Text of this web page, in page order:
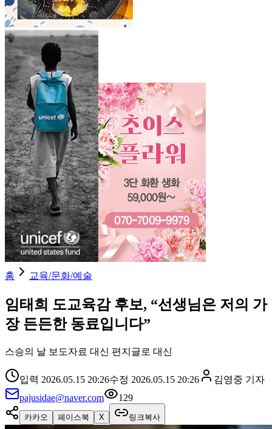
홈 교육/문화/예술
임태희 도교육감 후보, “선생님은 저의 가
장 든든한 동료입니다”
스승의 날 보도자료 대신 편지글로 대신
입력 2026.05.15 20:26수정 2026.05.15 20:26 김영중 기자
pajusidae@naver.com
129
카카오 페이스북 X 링크복사